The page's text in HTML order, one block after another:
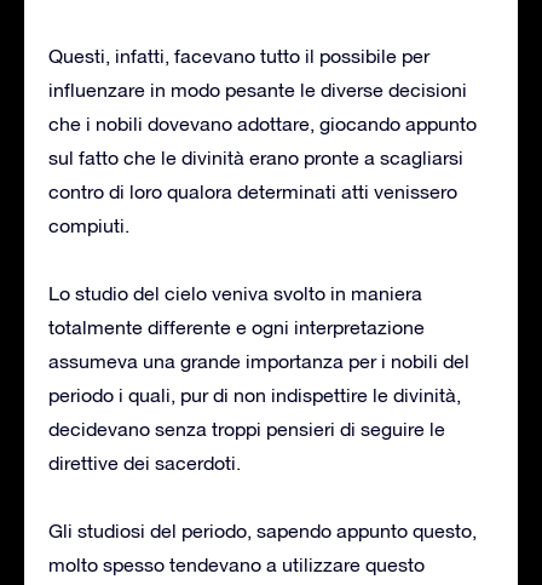
Questi, infatti, facevano tutto il possibile per
influenzare in modo pesante le diverse decisioni
che i nobili dovevano adottare, giocando appunto
sul fatto che le divinità erano pronte a scagliarsi
contro di loro qualora determinati atti venissero
compiuti.
Lo studio del cielo veniva svolto in maniera
totalmente differente e ogni interpretazione
assumeva una grande importanza per i nobili del
periodo i quali, pur di non indispettire le divinità,
decidevano senza troppi pensieri di seguire le
direttive dei sacerdoti.
Gli studiosi del periodo, sapendo appunto questo,
molto spesso tendevano a utilizzare questo